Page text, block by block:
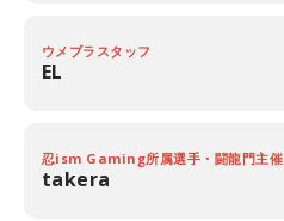
ウメブラスタッフ
EL
忍ism Gaming所属選手・闘龍門主催
takera